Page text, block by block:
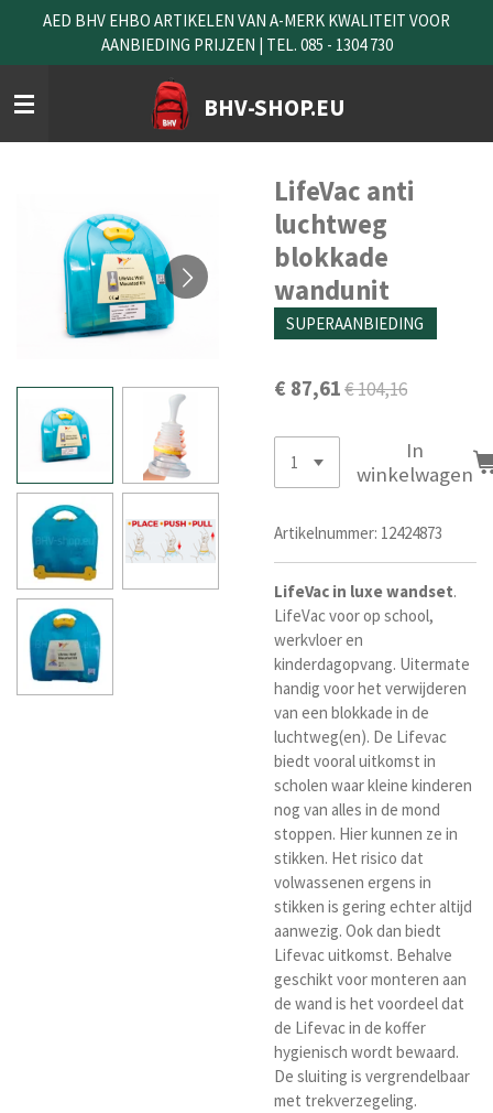
naar
de
hoofdinhoud
BHV-SHOP.EU
AED BHV EHBO ARTIKELEN VAN A-MERK KWALITEIT VOOR
AANBIEDING PRIJZEN | TEL. 085 - 1304 730
LifeVac anti
luchtweg
blokkade
wandunit
SUPERAANBIEDING
€ 87,61€ 104,16
In
winkelwagen
Artikelnummer: 12424873
LifeVac in luxewandset.
LifeVac voor op school,
werkvloer en
kinderdagopvang. Uitermate
handig voor het verwijderen
van een blokkade in de
luchtweg(en). De Lifevac
biedt vooral uitkomst in
scholen waar kleine kinderen
nog van alles in de mond
stoppen. Hier kunnen ze in
stikken. Het risico dat
volwassenen ergens in
stikken is gering echter altijd
aanwezig. Ook dan biedt
Lifevac uitkomst. Behalve
geschikt voor monteren aan
de wand is het voordeel dat
de Lifevac in de koffer
hygienisch wordt bewaard.
De sluiting is vergrendelbaar
met trekverzegeling.